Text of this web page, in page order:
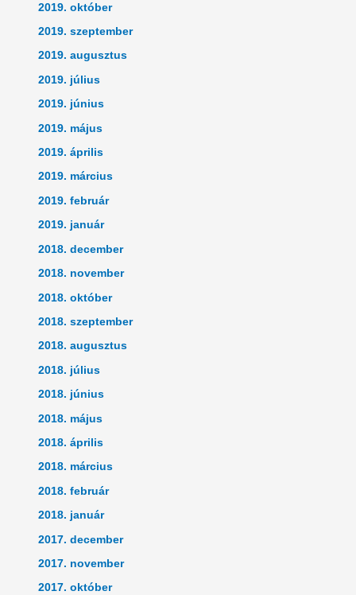
2019. október
2019. szeptember
2019. augusztus
2019. július
2019. június
2019. május
2019. április
2019. március
2019. február
2019. január
2018. december
2018. november
2018. október
2018. szeptember
2018. augusztus
2018. július
2018. június
2018. május
2018. április
2018. március
2018. február
2018. január
2017. december
2017. november
2017. október